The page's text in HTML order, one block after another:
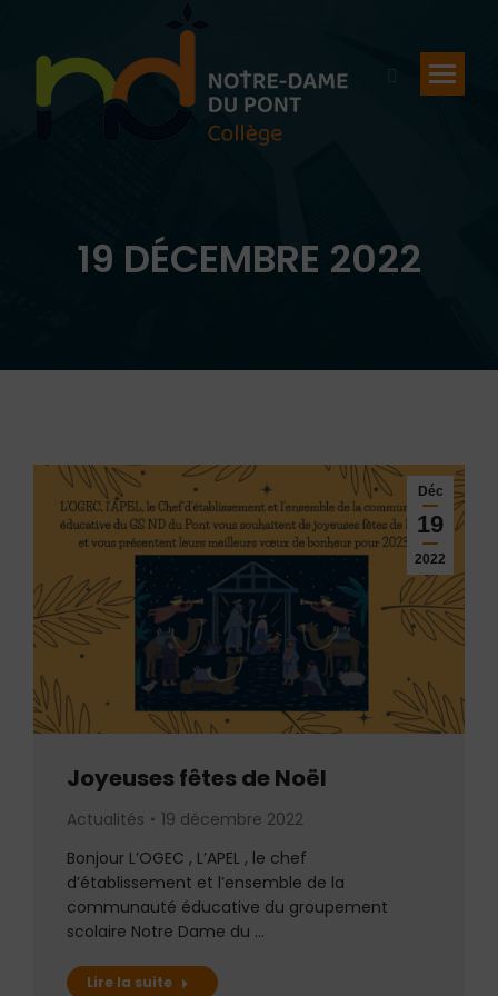
Recherche
19 DÉCEMBRE 2022
Vous êtes ici :
Déc
19
2022
Joyeuses fêtes de Noël
Actualités
19 décembre 2022
Bonjour L’OGEC , L’APEL , le chef
d’établissement et l’ensemble de la
communauté éducative du groupement
scolaire Notre Dame du …
Lire la suite